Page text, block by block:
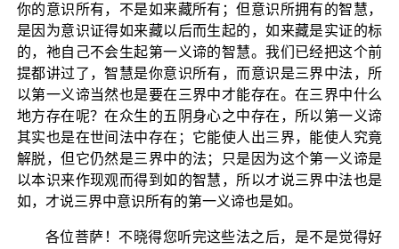
你的意识所有，不是如来藏所有；但意识所拥有的智慧，
是因为意识证得如来藏以后而生起的，如来藏是实证的标
的，祂自己不会生起第一义谛的智慧。我们已经把这个前
提都讲过了，智慧是你意识所有，而意识是三界中法，所
以第一义谛当然也是要在三界中才能存在。在三界中什么
地方存在呢？在众生的五阴身心之中存在，所以第一义谛
其实也是在世间法中存在；它能使人出三界，能使人究竟
解脱，但它仍然是三界中的法；只是因为这个第一义谛是
以本识来作现观而得到如的智慧，所以才说三界中法也是
如，才说三界中意识所有的第一义谛也是如。
各位菩萨！不晓得您听完这些法之后，是不是觉得好